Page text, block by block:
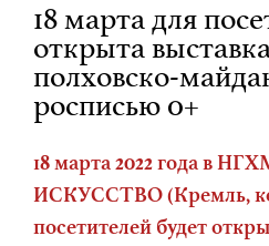
18 марта для
открыта
полховско-
росписью 0+
18 марта 2022 года в
ИСКУССТВО (Кремль,
посетителей будет